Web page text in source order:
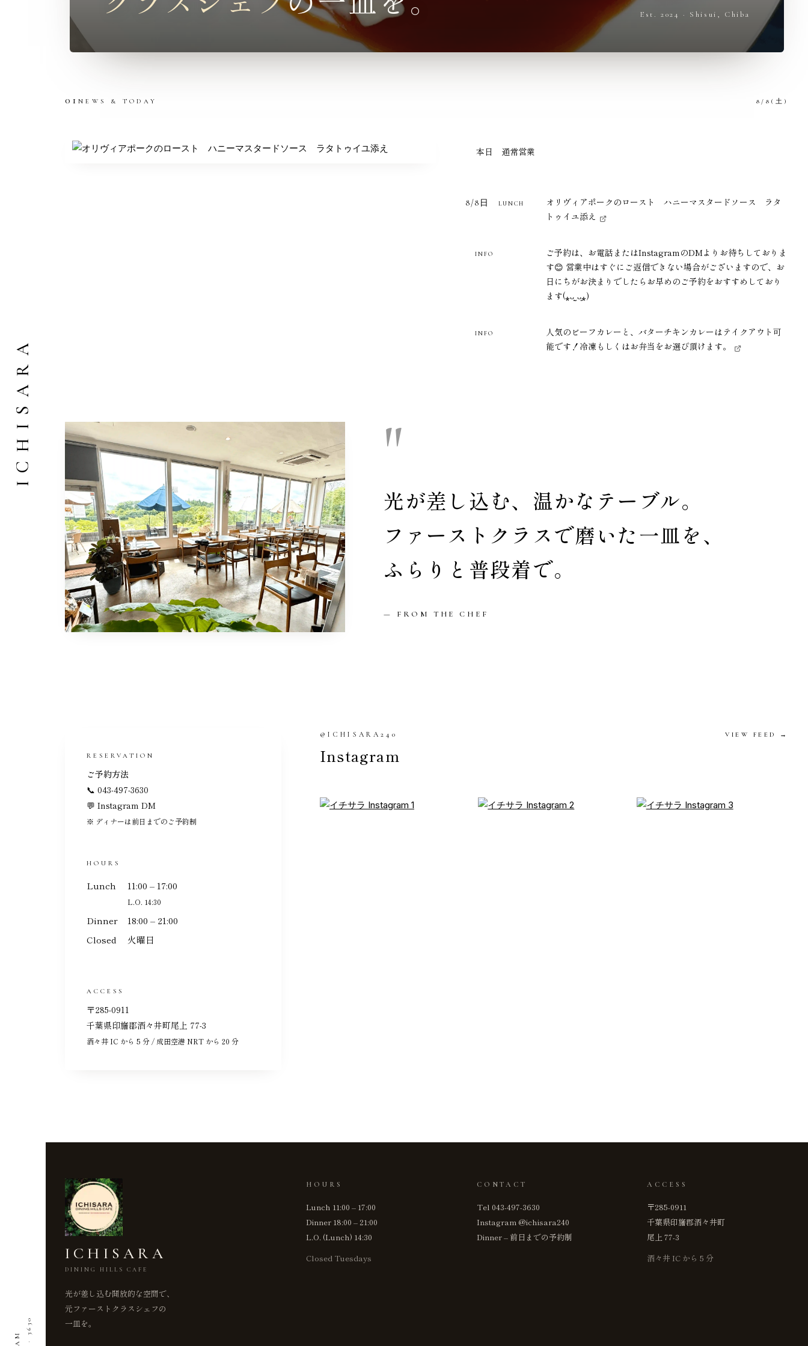
ICHISARA
Est. 2024 · Shisui, Chiba
01 NEWS & TODAY 8/8(土)
本日 通常営業
8/8日 LUNCH
オリヴィアポークのロースト ハニーマスタードソース ラタ
トゥイユ添え
INFO
ご予約は、お電話またはInstagramのDMよりお待ちしておりま
す😊 営業中はすぐにご返信できない場合がございますので、お
日にちがお決まりでしたらお早めのご予約をおすすめしており
ます(⁎ᴗ͈ˬᴗ͈⁎)
INFO
人気のビーフカレーと、バターチキンカレーはテイクアウト可
能です！冷凍もしくはお弁当をお選び頂けます。
"
光が差し込む、 温かな テーブル。
ファースト クラスで磨いた一皿を、
ふらりと 普段着で。
— FROM THE CHEF
RESERVATION
ご予約方法
📞 043-497-3630
💬 Instagram DM
※ ディナーは前日までのご予約制
HOURS
Lunch 11:00 – 17:00
L.O. 14:30
Dinner
18:00 – 21:00
Closed
火曜日
ACCESS
〒285-0911
千葉県印旛郡酒々井町尾上 77-3
酒々井 IC から 5 分 / 成田空港 NRT から 20 分
@ICHISARA240
Instagram
VIEW FEED →
ICHISARA
DINING HILLS CAFE
光が差し込む開放的な空間で、
元ファーストクラスシェフの
一皿を。
HOURS
Lunch 11:00 – 17:00
Dinner 18:00 – 21:00
L.O. (Lunch) 14:30
Closed Tuesdays
CONTACT
Tel 043-497-3630
Instagram @ichisara240
Dinner – 前日までの予約制
ACCESS
〒285-0911
千葉県印旛郡酒々井町
尾上 77-3
酒々井 IC から 5 分